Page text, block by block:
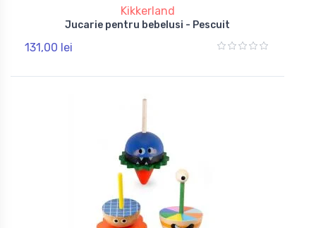
Kikkerland
Jucarie pentru bebelusi - Pescuit
131,00 lei